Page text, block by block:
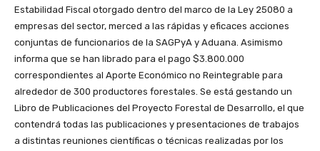
Estabilidad Fiscal otorgado dentro del marco de la Ley 25080 a
empresas del sector, merced a las rápidas y eficaces acciones
conjuntas de funcionarios de la SAGPyA y Aduana. Asimismo
informa que se han librado para el pago $3.800.000
correspondientes al Aporte Económico no Reintegrable para
alrededor de 300 productores forestales. Se está gestando un
Libro de Publicaciones del Proyecto Forestal de Desarrollo, el que
contendrá todas las publicaciones y presentaciones de trabajos
a distintas reuniones científicas o técnicas realizadas por los